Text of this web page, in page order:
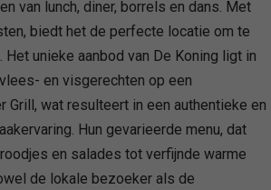
van lunch, diner, borrels en dans. Met
biedt het de perfecte locatie om te
Het unieke aanbod van De Koning ligt in
en visgerechten op een
wat resulteert in een authentieke en
Hun gevarieerde menu, dat
en salades tot verfijnde warme
de lokale bezoeker als de